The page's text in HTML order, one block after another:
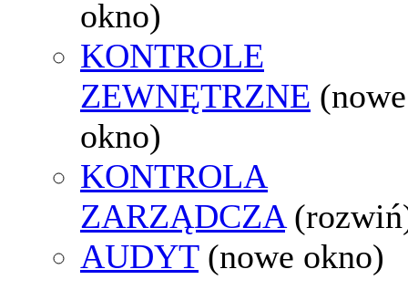
okno)
KONTROLE
ZEWNĘTRZNE (nowe
okno)
KONTROLA
ZARZĄDCZA
AUDYT (nowe okno)